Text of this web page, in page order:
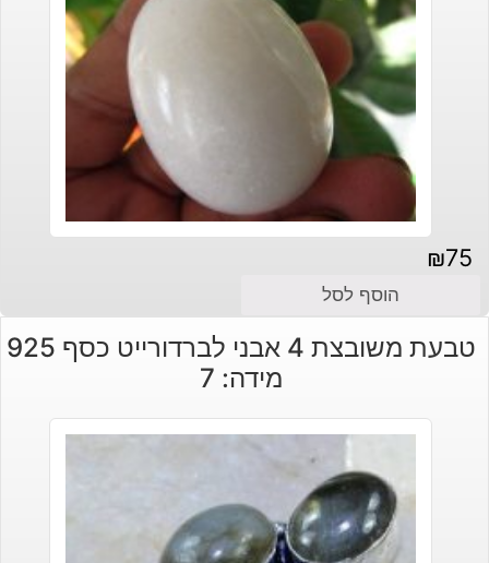
₪75
הוסף לסל
טבעת משובצת 4 אבני לברדורייט כסף 925
מידה: 7